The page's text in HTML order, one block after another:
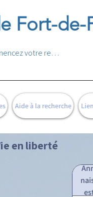
Fort-de-
Aide à la recherche
en liberté